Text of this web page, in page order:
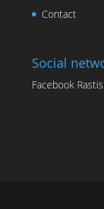
Contact
Social
Facebook